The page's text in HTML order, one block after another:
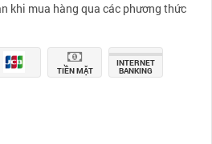
khi mua hàng qua các phương thức
TIỀN MẶT
INTERNET
BANKING